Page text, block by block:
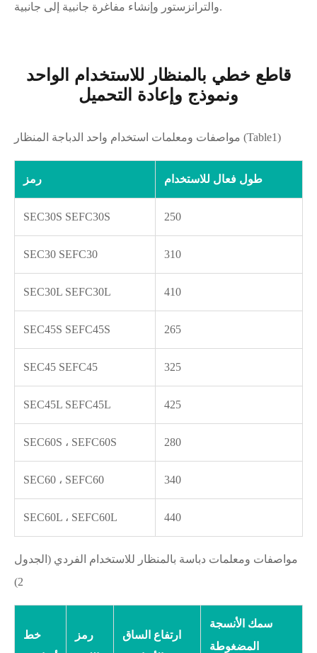
والترانزستور وإنشاء مفاغرة جانبية إلى جانبية.
قاطع خطي بالمنظار للاستخدام الواحد
ونموذج وإعادة التحميل
مواصفات ومعلمات استخدام واحد الدباجة المنظار (Table1)
رمز طول فعال للاستخدام
SEC30S SEFC30S 250
SEC30 SEFC30 310
SEC30L SEFC30L 410
SEC45S SEFC45S 265
SEC45 SEFC45 325
SEC45L SEFC45L 425
SEC60S ، SEFC60S 280
SEC60 ، SEFC60 340
SEC60L ، SEFC60L 440
مواصفات ومعلمات دباسة بالمنظار للاستخدام الفردي (الجدول
2)
خط
رمز
ارتفاع الساق
سمك الأنسجة
المضغوطة